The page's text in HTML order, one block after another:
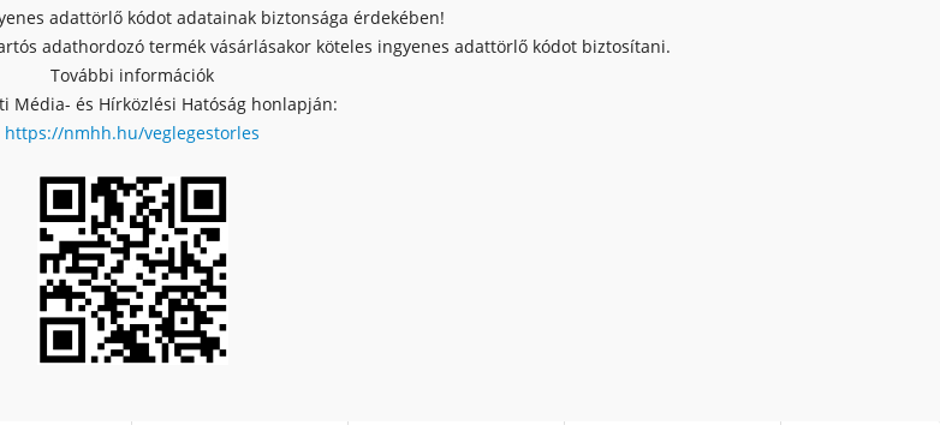
adattörlő kódot adatainak biztonsága érdekében!
adathordozó termék vásárlásakor köteles ingyenes adattörlő kódot biztosítani.
További információk
Média- és Hírközlési Hatóság honlapján:
https://nmhh.hu/veglegestorles